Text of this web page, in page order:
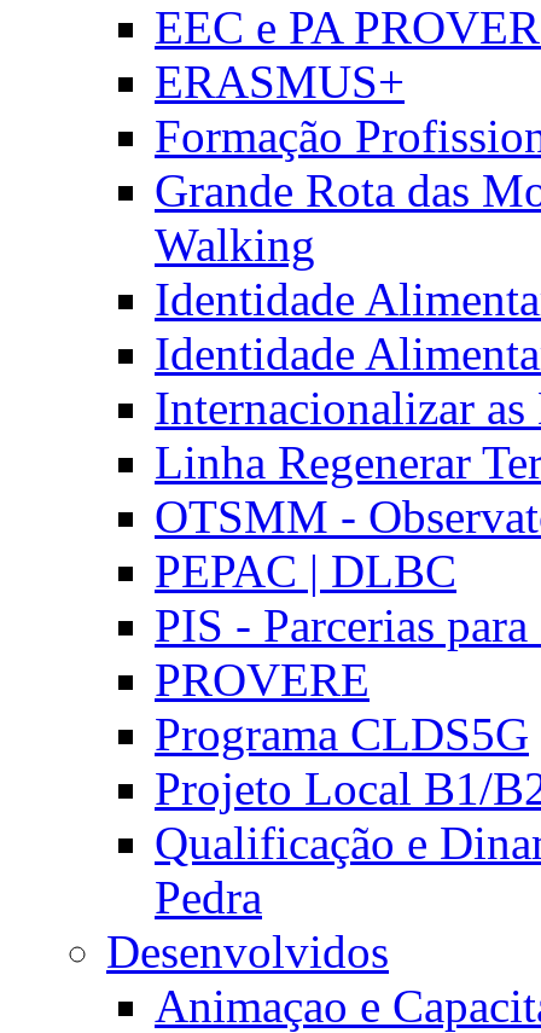
EEC e PA
ERASMUS+
Formação
Grande Rota das
Walking
Identidade
Identidade
Internacionalizar
Linha Regenerar
OTSMM -
PEPAC | DLBC
PIS - Parcerias
PROVERE
Programa CLDS5G
Projeto Local B1/
Qualificação e
Pedra
Desenvolvidos
Animaçao e